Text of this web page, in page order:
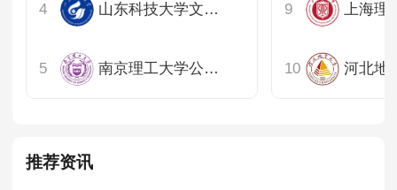
山东科技大学文法学院
南京理工大学公共事务学院 河北地
推荐资讯